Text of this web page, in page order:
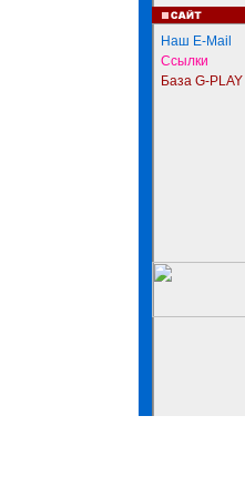
Наш E-Mail
Ссылки
База G-PLAY